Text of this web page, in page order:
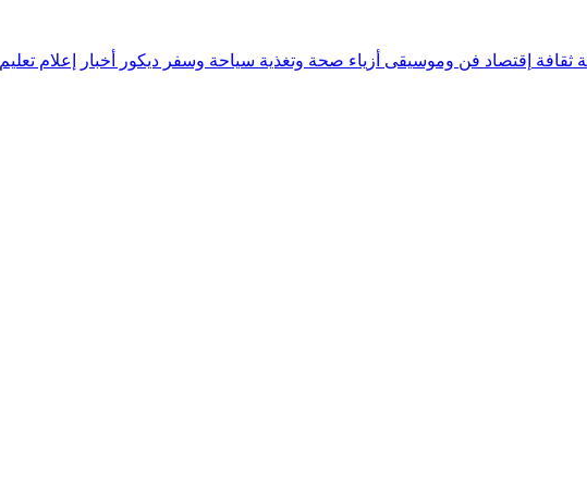
ثقافة إقتصاد فن وموسيقى أزياء صحة وتغذية سياحة وسفر ديكور أخبار إعلام تعليم